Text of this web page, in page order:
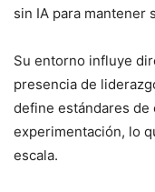
sin IA para mantener
Su entorno influye
presencia de
define estándares de
experimentación, lo
escala.